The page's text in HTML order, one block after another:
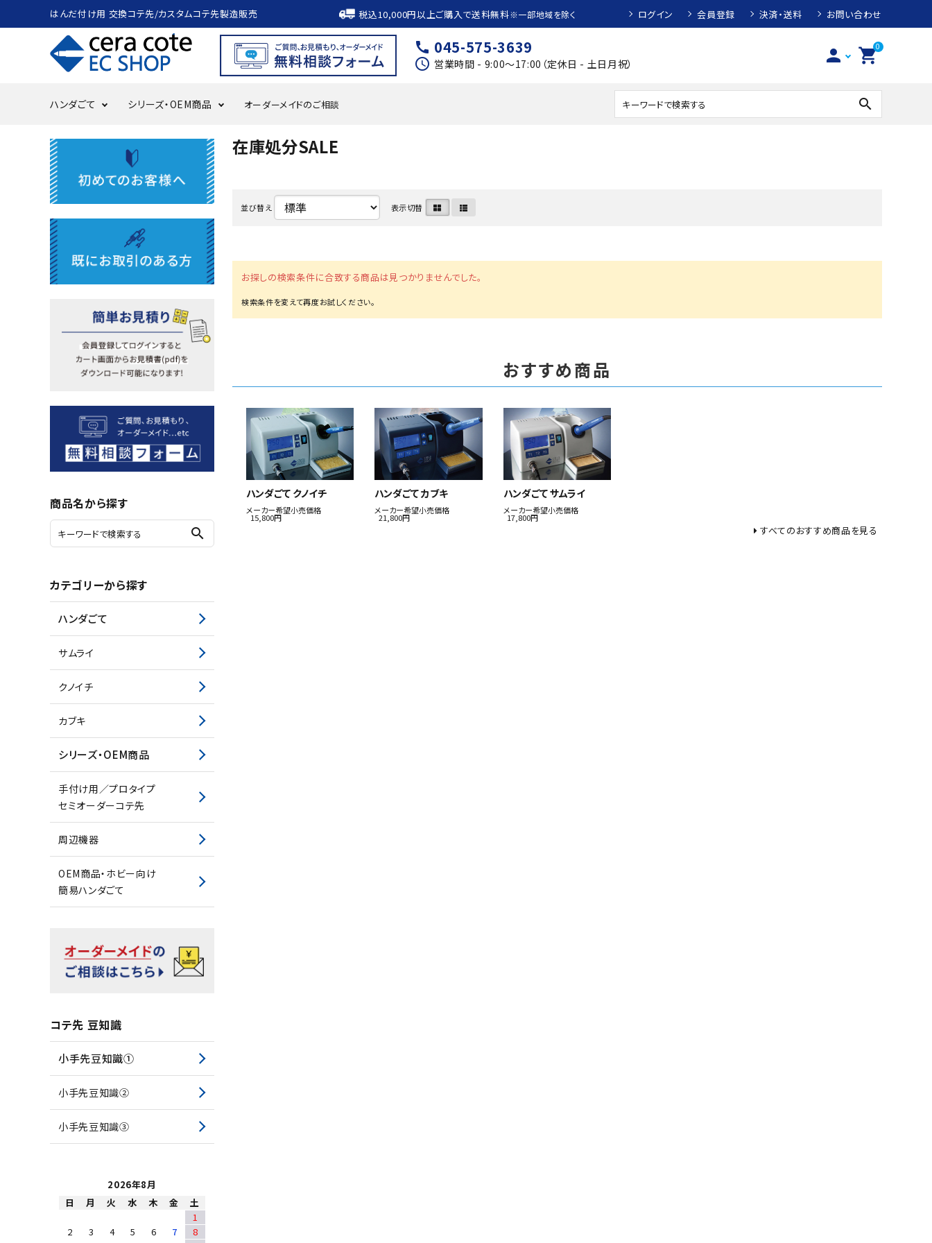
はんだ付け用 交換コテ先/カスタムコテ先製造販売 税込10,000円以上ご購入で送料無料※一部地域を除く ログイン 会員登録 決済・送料 お問い合わせ
call 045-575-3639
schedule 営業時間 - 9:00～17:00（定休日 - 土日月祝） person 0
shopping_cart
ハンダごて シリーズ・OEM商品 オーダーメイドのご相談 search
ACCOUNT MENU
ログイン person 会員登録
ハンダごて
シリーズ・OEM商品
プライバシーポリシー
特定商取引法について
045-575-3639
在庫処分SALE
並び替え 表示切替
お探しの検索条件に合致する商品は見つかりませんでした。
おすすめ商品
ハンダごて クノイチ
メーカー希望小売価格
15,800円
ハンダごて カブキ
メーカー希望小売価格
21,800円
ハンダごて サムライ
メーカー希望小売価格
17,800円
すべてのおすすめ商品を見る
商品名から探す
search
カテゴリーから探す
ハンダごて
サムライ
クノイチ
カブキ
シリーズ・OEM商品
手付け用／プロタイプ
セミオーダーコテ先
周辺機器
OEM商品・ホビー向け
簡易ハンダごて
コテ先 豆知識
小手先豆知識①
小手先豆知識②
小手先豆知識③
2026年8月
日
月 火 水 木 金
土
1
2
3 4 5 6 7
8